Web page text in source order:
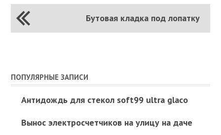
Бутовая кладка под лопатку
ПОПУЛЯРНЫЕ ЗАПИСИ
Антидождь для стекол soft99 ultra glaco
Вынос электросчетчиков на улицу на даче